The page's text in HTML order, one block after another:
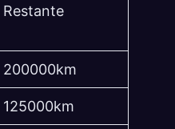
Restante
200000km
125000km